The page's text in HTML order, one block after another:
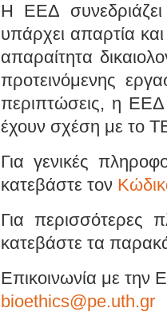
Η ΕΕΔ
υπάρχει απαρτία
απαραίτητα
προτεινόμενης
περιπτώσεις, η
έχουν σχέση με το
Για γενικές
κατεβάστε τον
Για περισσότερες
κατεβάστε τα
Επικοινωνία με την
bioethics@pe.uth.gr